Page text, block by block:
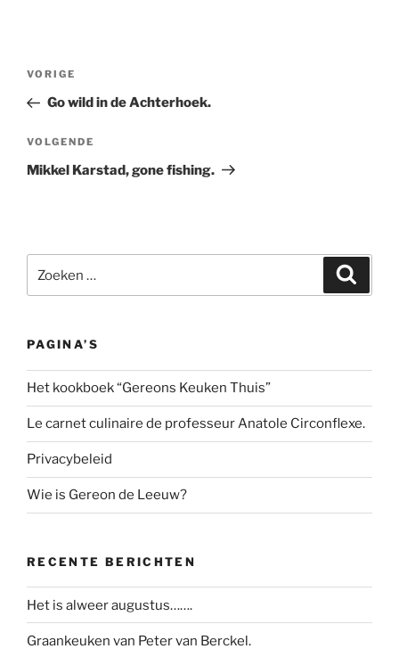
Bericht
Vorig
bericht
VORIGE
Go wild in de Achterhoek.
Volgend
bericht
VOLGENDE
Mikkel Karstad, gone fishing.
naar:
PAGINA’S
Het kookboek “Gereons Keuken Thuis”
Le carnet culinaire de professeur Anatole Circonflexe.
Privacybeleid
Wie is Gereon de Leeuw?
RECENTE BERICHTEN
Het is alweer augustus…….
Graankeuken van Peter van Berckel.